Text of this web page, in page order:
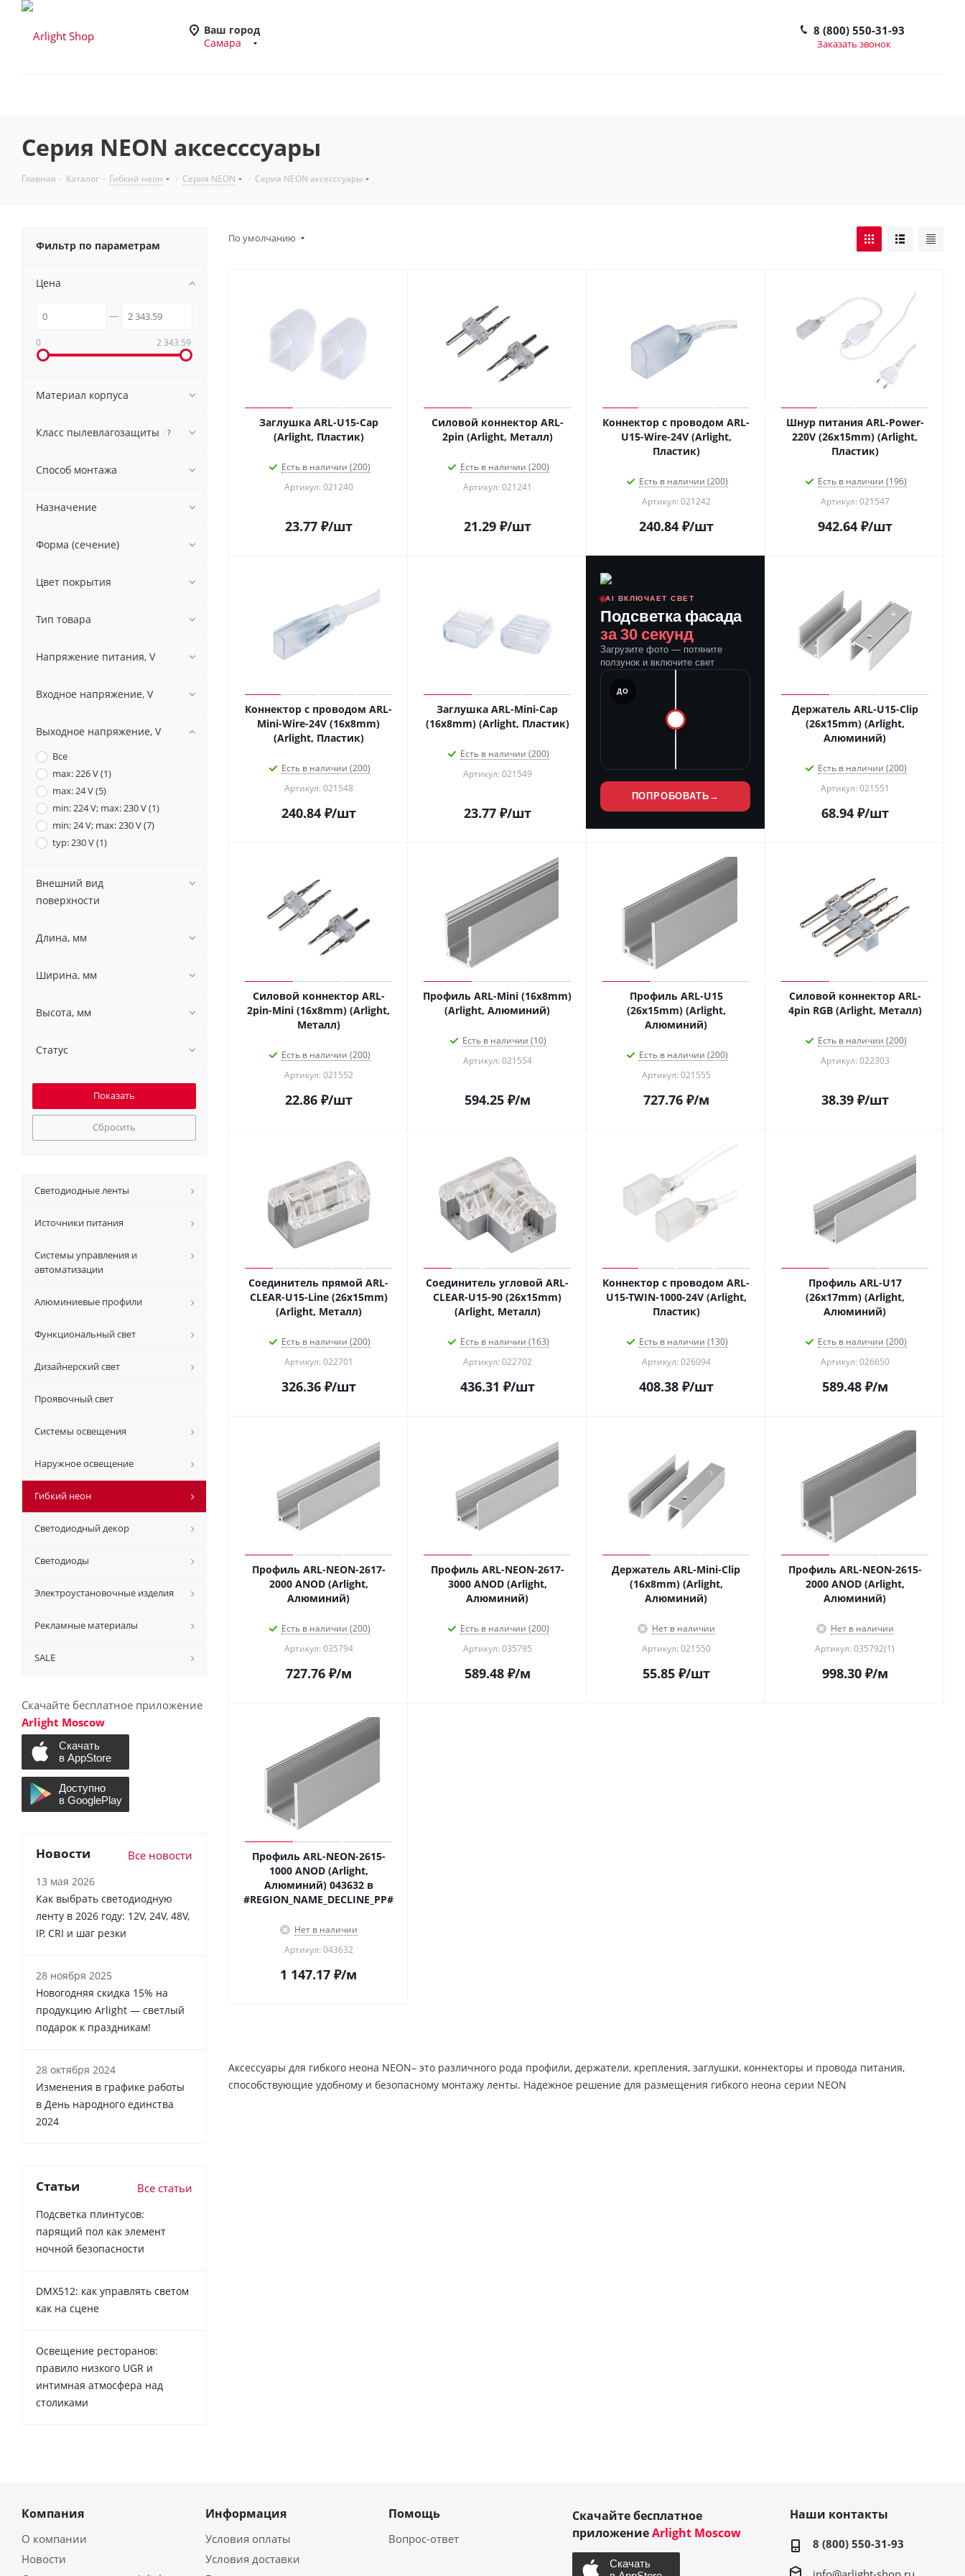
Ваш город
Самара
8 (800) 550-31-93
Заказать звонок
Серия NEON аксесссуары
Главная - Каталог - Гибкий неон - Серия NEON - Серия NEON аксесссуары
По умолчанию
Заглушка ARL-U15-Cap
(Arlight, Пластик)
Есть в наличии (200)
Артикул: 021240
23.77₽/шт
Силовой коннектор ARL-
2pin (Arlight, Металл)
Есть в наличии (200)
Артикул: 021241
21.29₽/шт
Коннектор с проводом ARL-
U15-Wire-24V (Arlight,
Пластик)
Есть в наличии (200)
Артикул: 021242
240.84₽/шт
Шнур питания ARL-Power-
220V (26x15mm) (Arlight,
Пластик)
Есть в наличии (196)
Артикул: 021547
942.64₽/шт
Коннектор с проводом ARL-
Mini-Wire-24V (16x8mm)
(Arlight, Пластик)
Есть в наличии (200)
Артикул: 021548
240.84₽/шт
Заглушка ARL-Mini-Cap
(16x8mm) (Arlight, Пластик)
Есть в наличии (200)
Артикул: 021549
23.77₽/шт
AI ВКЛЮЧАЕТ СВЕТ
Подсветка фасада
за 30 секунд
Загрузите фото — потяните
ползунок и включите свет
ДО
ПОПРОБОВАТЬ →
Держатель ARL-U15-Clip
(26x15mm) (Arlight,
Алюминий)
Есть в наличии (200)
Артикул: 021551
68.94₽/шт
Силовой коннектор ARL-
2pin-Mini (16x8mm) (Arlight,
Металл)
Есть в наличии (200)
Артикул: 021552
22.86₽/шт
Профиль ARL-Mini (16x8mm)
(Arlight, Алюминий)
Есть в наличии (10)
Артикул: 021554
594.25₽/м
Профиль ARL-U15
(26x15mm) (Arlight,
Алюминий)
Есть в наличии (200)
Артикул: 021555
727.76₽/м
Силовой коннектор ARL-
4pin RGB (Arlight, Металл)
Есть в наличии (200)
Артикул: 022303
38.39₽/шт
Соединитель прямой ARL-
CLEAR-U15-Line (26x15mm)
(Arlight, Металл)
Есть в наличии (200)
Артикул: 022701
326.36₽/шт
Соединитель угловой ARL-
CLEAR-U15-90 (26x15mm)
(Arlight, Металл)
Есть в наличии (163)
Артикул: 022702
436.31 ₽/шт
Коннектор с проводом ARL-
U15-TWIN-1000-24V (Arlight,
Пластик)
Есть в наличии (130)
Артикул: 026094
408.38₽/шт
Профиль ARL-U17
(26x17mm) (Arlight,
Алюминий)
Есть в наличии (200)
Артикул: 026650
589.48₽/м
Профиль ARL-NEON-2617-
2000 ANOD (Arlight,
Алюминий)
Есть в наличии (200)
Артикул: 035794
727.76₽/м
Профиль ARL-NEON-2617-
3000 ANOD (Arlight,
Алюминий)
Есть в наличии (200)
Артикул: 035795
589.48₽/м
Держатель ARL-Mini-Clip
(16x8mm) (Arlight,
Алюминий)
Нет в наличии
Артикул: 021550
55.85₽/шт
Профиль ARL-NEON-2615-
2000 ANOD (Arlight,
Алюминий)
Нет в наличии
Артикул: 035792(1)
998.30₽/м
Профиль ARL-NEON-2615-
1000 ANOD (Arlight,
Алюминий) 043632 в
#REGION_NAME_DECLINE_PP#
Нет в наличии
Артикул: 043632
1 147.17 ₽/м
Аксессуары для гибкого неона NEON– это различного рода профили, держатели, крепления, заглушки, коннекторы и провода питания,
способствующие удобному и безопасному монтажу ленты. Надежное решение для размещения гибкого неона серии NEON
Фильтр по параметрам
Цена
0 2 343.59
Материал корпуса
Класс пылевлагозащиты ?
Способ монтажа
Назначение
Форма (сечение)
Цвет покрытия
Тип товара
Напряжение питания, V
Входное напряжение, V
Выходное напряжение, V
Все
max: 226 V (1)
max: 24 V (5)
min: 224 V; max: 230 V (1)
min: 24 V; max: 230 V (7)
typ: 230 V (1)
Внешний вид
поверхности
Длина, мм
Ширина, мм
Высота, мм
Статус
Сбросить
Светодиодные ленты
Источники питания
Системы управления и
автоматизации
Алюминиевые профили
Функциональный свет
Дизайнерский свет
Проявочный свет
Системы освещения
Наружное освещение
Гибкий неон
Светодиодный декор
Светодиоды
Электроустановочные изделия
Рекламные материалы
SALE
Скачайте бесплатное приложение
Arlight Moscow
Новости Все новости
13 мая 2026
Как выбрать светодиодную
ленту в 2026 году: 12V, 24V, 48V,
IP, CRI и шаг резки
28 ноября 2025
Новогодняя скидка 15% на
продукцию Arlight — светлый
подарок к праздникам!
28 октября 2024
Изменения в графике работы
в День народного единства
2024
Статьи Все статьи
Подсветка плинтусов:
парящий пол как элемент
ночной безопасности
DMX512: как управлять светом
как на сцене
Освещение ресторанов:
правило низкого UGR и
интимная атмосфера над
столиками
Компания
О компании
Новости
Информация
Условия оплаты
Условия доставки
Помощь
Вопрос-ответ
Скачайте бесплатное
приложениеArlight Moscow
Наши контакты
8 (800) 550-31-93